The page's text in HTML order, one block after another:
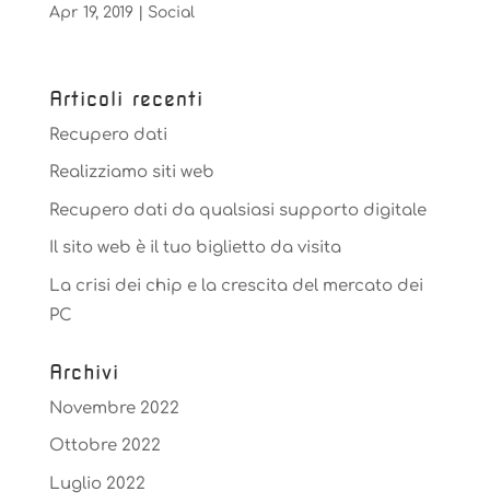
Apr 19, 2019| Social
Articoli recenti
Recupero dati
Realizziamo siti web
Recupero dati da qualsiasi supporto digitale
Il sito web è il tuo biglietto da visita
La crisi dei chip e la crescita del mercato dei
PC
Archivi
Novembre 2022
Ottobre 2022
Luglio 2022